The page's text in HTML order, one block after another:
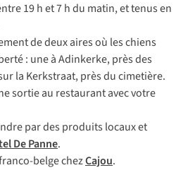
19 h et 7 h du matin, et tenus en
de deux aires où les chiens
: une à Adinkerke, près des
la Kerkstraat, près du cimetière.
sortie au restaurant avec votre
par des produits locaux et
De Panne.
belge chezCajou.